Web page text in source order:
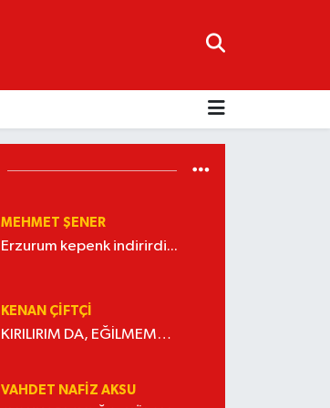
MEHMET ŞENER
Erzurum kepenk indirirdi...
KENAN ÇİFTÇİ
KIRILIRIM DA, EĞİLMEM…
VAHDET NAFIZ AKSU